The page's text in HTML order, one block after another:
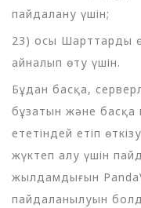
пайдалану үшін;
23) осы Шарттарды
айналып өту үшін.
Бұдан басқа,
бұзатын және басқа
ететіндей етіп
жүктеп алу үшін
жылдамдығын
пайдаланылуын